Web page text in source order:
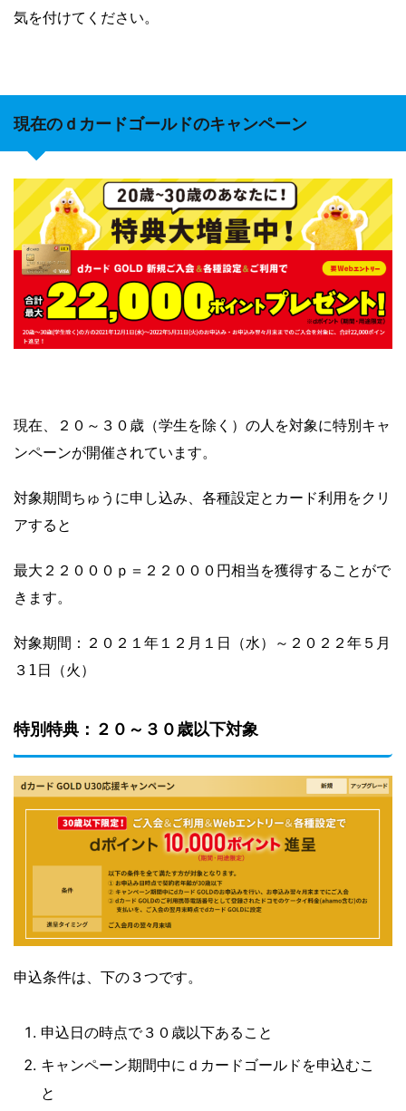
気を付けてください。
現在のｄカードゴールドのキャンペーン
現在、２０～３０歳（学生を除く）の人を対象に特別キャ
ンペーンが開催されています。
対象期間ちゅうに申し込み、各種設定とカード利用をクリ
アすると
最大２２０００ｐ＝２２０００円相当を獲得することがで
きます。
対象期間：２０２１年１２月１日（水）～２０２２年５月
３1日（火）
特別特典：２０～３０歳以下対象
申込条件は、下の３つです。
申込日の時点で３０歳以下あること
キャンペーン期間中にｄカードゴールドを申込むこ
と